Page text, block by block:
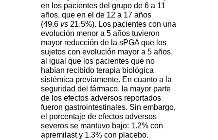
en los pacientes del grupo de 6 a 11
años, que en el de 12 a 17 años
(49.6 vs 21.5%). Los pacientes con una
evolución menor a 5 años tuvieron
mayor reducción de la sPGA que los
sujetos con evolución mayor a 5 años,
al igual que los pacientes que no
habían recibido terapia biológica
sistémica previamente. En cuanto a la
seguridad del fármaco, la mayor parte
de los efectos adversos reportados
fueron gastrointestinales. Sin embargo,
el porcentaje de efectos adversos
severos se mantuvo bajo: 1.2% con
apremilast y 1.3% con placebo.